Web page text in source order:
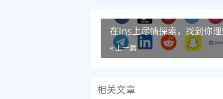
在Ins上尽情探索，找到你
« 上一篇
相关文章